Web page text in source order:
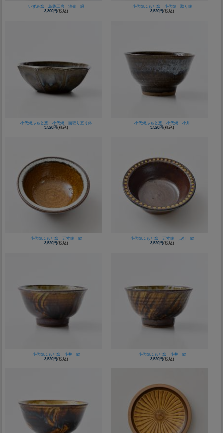
いずみ窯 島袋工房 油壺 緑
3,300円(税込)
小代焼ふもと窯 小代焼 取り鉢
3,520円(税込)
小代焼ふもと窯 小代焼 面取り五寸鉢
3,520円(税込)
小代焼ふもと窯 小代焼 小丼
3,520円(税込)
小代焼ふもと窯 五寸鉢 飴
3,520円(税込)
小代焼ふもと窯 五寸鉢 点打 飴
3,520円(税込)
小代焼ふもと窯 小丼 飴
3,520円(税込)
小代焼ふもと窯 小丼 飴
3,520円(税込)